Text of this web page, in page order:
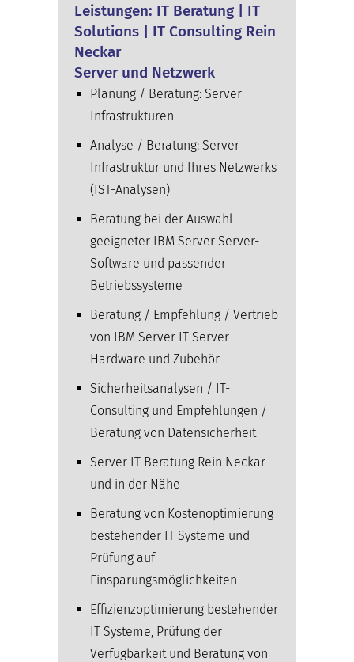
Leistungen: IT Beratung | IT
Solutions | IT Consulting Rein
Neckar
Server und Netzwerk
Planung / Beratung: Server
Infrastrukturen
Analyse / Beratung: Server
Infrastruktur und Ihres Netzwerks
(IST-Analysen)
Beratung bei der Auswahl
geeigneter IBM Server Server-
Software und passender
Betriebssysteme
Beratung / Empfehlung / Vertrieb
von IBM Server IT Server-
Hardware und Zubehör
Sicherheitsanalysen / IT-
Consulting und Empfehlungen /
Beratung von Datensicherheit
Server IT Beratung Rein Neckar
und in der Nähe
Beratung von Kostenoptimierung
bestehender IT Systeme und
Prüfung auf
Einsparungsmöglichkeiten
Effizienzoptimierung bestehender
IT Systeme, Prüfung der
Verfügbarkeit und Beratung von